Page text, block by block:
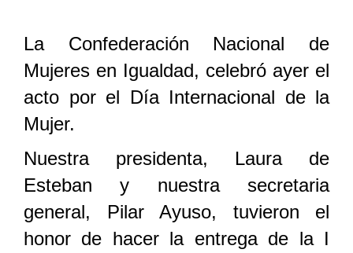
La Confederación Nacional de
Mujeres en Igualdad, celebró ayer el
acto por el Día Internacional de la
Mujer.
Nuestra presidenta, Laura de
Esteban y nuestra secretaria
general, Pilar Ayuso, tuvieron el
honor de hacer la entrega de la I